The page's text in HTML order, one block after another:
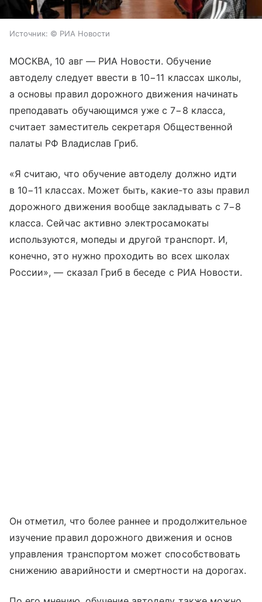
Источник: © РИА Новости
МОСКВА, 10 авг — РИА Новости. Обучение
автоделу следует ввести в 10−11 классах школы,
а основы правил дорожного движения начинать
преподавать обучающимся уже с 7−8 класса,
считает заместитель секретаря Общественной
палаты РФ Владислав Гриб.
«Я считаю, что обучение автоделу должно идти
в 10−11 классах. Может быть, какие-то азы правил
дорожного движения вообще закладывать с 7−8
класса. Сейчас активно электросамокаты
используются, мопеды и другой транспорт. И,
конечно, это нужно проходить во всех школах
России», — сказал Гриб в беседе с РИА Новости.
Он отметил, что более раннее и продолжительное
изучение правил дорожного движения и основ
управления транспортом может способствовать
снижению аварийности и смертности на дорогах.